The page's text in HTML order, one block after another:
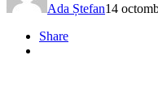
Ada Ștefan14
Share